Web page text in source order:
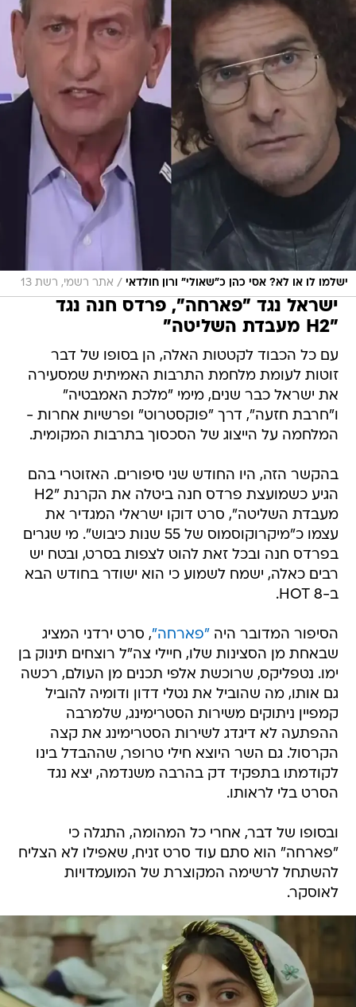
ישלמו לו או לא? אסי כהן כ"שאולי" ורון חולדאי / אתר רשמי, רשת 13
ישראל נגד "פארחה", פרדס חנה נגד
"H2 מעבדת השליטה"
עם כל הכבוד לקטטות האלה, הן בסופו של דבר
זוטות לעומת מלחמת התרבות האמיתית שמסעירה
את ישראל כבר שנים, מימי "מלכת האמבטיה"
ו"חרבת חזעה", דרך "פוקסטרוט" ופרשיות אחרות -
המלחמה על הייצוג של הסכסוך בתרבות המקומית.
בהקשר הזה, היו החודש שני סיפורים. האזוטרי בהם
הגיע כשמועצת פרדס חנה ביטלה את הקרנת "H2
מעבדת השליטה", סרט דוקו ישראלי המגדיר את
עצמו כ"מיקרוקוסמוס של 55 שנות כיבוש". מי שגרים
בפרדס חנה ובכל זאת להוט לצפות בסרט, ובטח יש
רבים כאלה, ישמח לשמוע כי הוא ישודר בחודש הבא
ב-HOT 8.
הסיפור המדובר היה "פארחה", סרט ירדני המציג
שבאחת מן הסצינות שלו, חיילי צה"ל רוצחים תינוק בן
ימו. נטפליקס, שרוכשת אלפי תכנים מן העולם, רכשה
גם אותו, מה שהוביל את נטלי דדון ודומיה להוביל
קמפיין ניתוקים משירות הסטרימינג, שלמרבה
ההפתעה לא דיגדג לשירות הסטרימינג את קצה
הקרסול. גם השר היוצא חילי טרופר, שההבדל בינו
לקודמתו בתפקיד דק בהרבה משנדמה, יצא נגד
הסרט בלי לראותו.
ובסופו של דבר, אחרי כל המהומה, התגלה כי
"פארחה" הוא סתם עוד סרט זניח, שאפילו לא הצליח
להשתחל לרשימה המקוצרת של המועמדויות
לאוסקר.